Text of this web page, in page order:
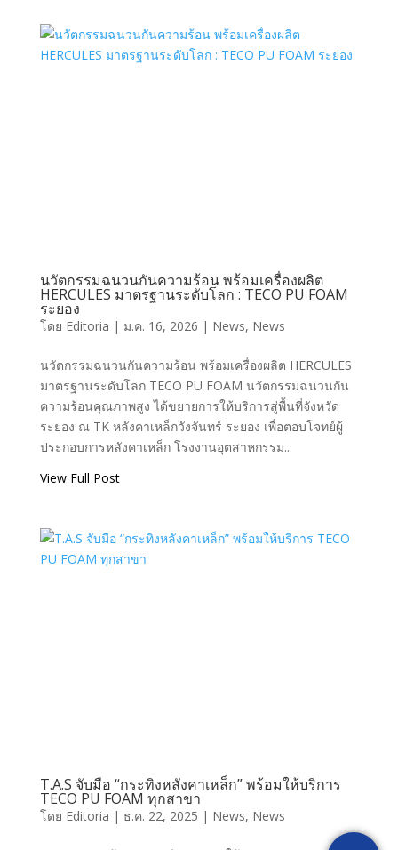
นวัตกรรมฉนวนกันความร้อน พร้อมเครื่องผลิต
HERCULES มาตรฐานระดับโลก : TECO PU FOAM
ระยอง
โดย Editoria | ม.ค. 16, 2026 | News, News
นวัตกรรมฉนวนกันความร้อน พร้อมเครื่องผลิต HERCULES
มาตรฐานระดับโลก TECO PU FOAM นวัตกรรมฉนวนกัน
ความร้อนคุณภาพสูง ได้ขยายการให้บริการสู่พื้นที่จังหวัด
ระยอง ณ TK หลังคาเหล็กวังจันทร์ ระยอง เพื่อตอบโจทย์ผู้
ประกอบการหลังคาเหล็ก โรงงานอุตสาหกรรม...
View Full Post
T.A.S จับมือ “กระทิงหลังคาเหล็ก” พร้อมให้บริการ
TECO PU FOAM ทุกสาขา
โดย Editoria | ธ.ค. 22, 2025 | News, News
ประกาศแจ้งพ้นสภาพ
พนักงาน
T.A.S CORPORATION CO.,LTD.